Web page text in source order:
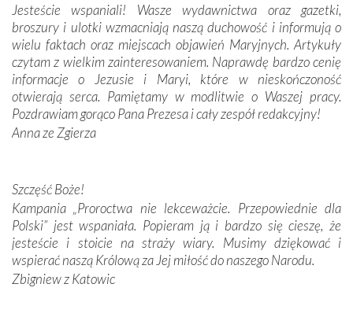
Podążyliśmy też śladami fatimskich wizjonerów – Łucji
dos Santos oraz świętych Hiacynty i Franciszka Marto.
Modliliśmy się przy ich grobach. Odprawiliśmy Drogę
Krzyżową w ich rodzinnych stronach, odwiedziliśmy
domy, w których żyli.
W miejscu objawień Matki Bożej zapaliliśmy świece
przywiezione wraz z intencjami powierzonymi nam przez
spotykaliśmy się z serdeczną otwartością
Portugalczyków. Podziwialiśmy ich ludową sztukę i
zwyczaje. Mimo że nasze kraje są od siebie bardzo
oddalone, w żaden sposób nie czuliśmy się obco.
Sprawiła to oczywiście sama Matka Boża, ale też
kulturowa bliskość biorąca swój początek w naszej
wspólnej wierze. Podczas wyjazdów do historycznych
Jesteście wspaniali! Wasze wydawnictwa oraz gazetki,
broszury i ulotki wzmacniają naszą duchowość i informują o
wielu faktach oraz miejscach objawień Maryjnych. Artykuły
czytam z wielkim zainteresowaniem. Naprawdę bardzo cenię
informacje o Jezusie i Maryi, które w nieskończoność
otwierają serca. Pamiętamy w modlitwie o Waszej pracy.
Pozdrawiam gorąco Pana Prezesa i cały zespół redakcyjny!
Anna ze Zgierza
Szczęść Boże!
Kampania „Proroctwa nie lekceważcie. Przepowiednie dla
Polski” jest wspaniała. Popieram ją i bardzo się cieszę, że
jesteście i stoicie na straży wiary. Musimy dziękować i
wspierać naszą Królową za Jej miłość do naszego Narodu.
Zbigniew z Katowic